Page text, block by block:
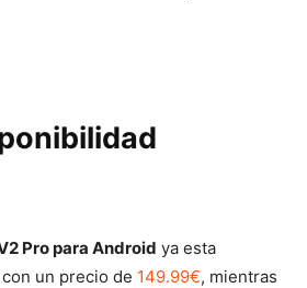
Pro para Android ya esta
un precio de 149.99€, mientras